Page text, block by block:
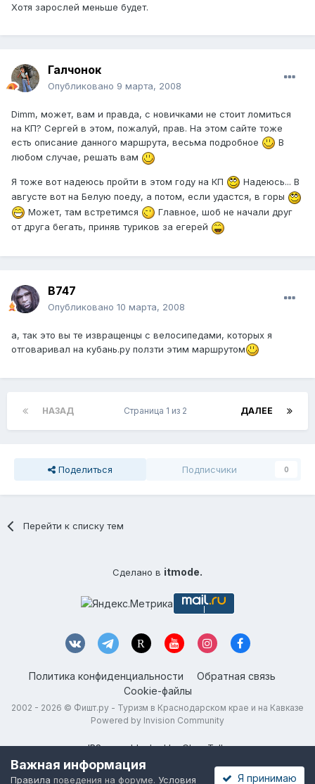
Хотя зарослей меньше будет.
Галчонок
Опубликовано 9 марта, 2008
Dimm, может, вам и правда, с новичками не стоит ломиться
на КП? Сергей в этом, пожалуй, прав. На этом сайте тоже
есть описание данного маршрута, весьма подробное
В
любом случае, решать вам
Я тоже вот надеюсь пройти в этом году на КП
Надеюсь... В
августе вот на Белую поеду, а потом, если удастся, в горы
Может, там встретимся
Главное, шоб не начали друг
от друга бегать, приняв туриков за егерей
B747
Опубликовано 10 марта, 2008
а, так это вы те извращенцы с велосипедами, которых я
отговаривал на кубань.ру ползти этим маршрутом
НАЗАД ДАЛЕЕ
Страница 1 из 2
Поделиться Подписчики 0
Перейти к списку тем
Сделано в itmode.
Политика конфиденциальности
Обратная связь
Cookie-файлы
2002 - 2026 © Фишт.ру - Туризм в Краснодарском крае и на Кавказе
Powered by Invision Community
Важная информация
Правила поведения на форуме. Условия Я принимаю
IPS spamblocked by CleanTalk.